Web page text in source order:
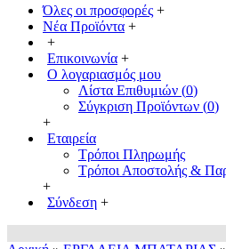
Όλες οι προσφορές +
Νέα Προϊόντα +
+
Επικοινωνία +
Ο λογαριασμός μου
Λίστα Επιθυμιών (0)
Σύγκριση Προϊόντων (0)
+
Εταιρεία
Τρόποι Πληρωμής
Τρόποι Αποστολής &
+
Σύνδεση +